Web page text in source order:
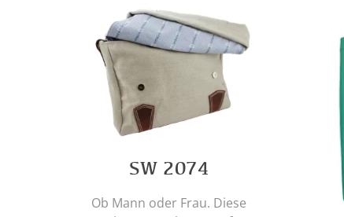
SW 2074
Ob Mann oder Frau. Diese